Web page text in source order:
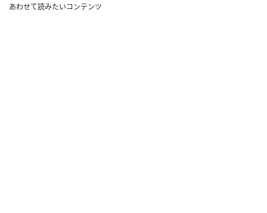
あわせて読みたいコンテンツ